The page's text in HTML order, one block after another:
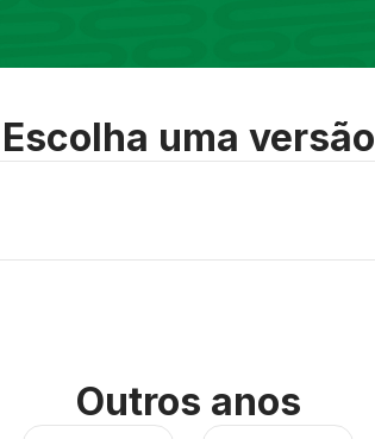
Escolha uma versão
Outros anos